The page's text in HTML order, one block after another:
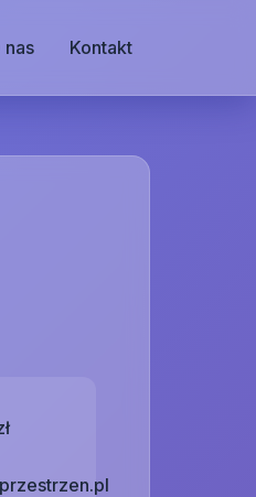
nas Kontakt